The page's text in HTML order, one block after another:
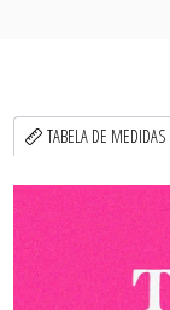
TABELA DE MEDIDAS